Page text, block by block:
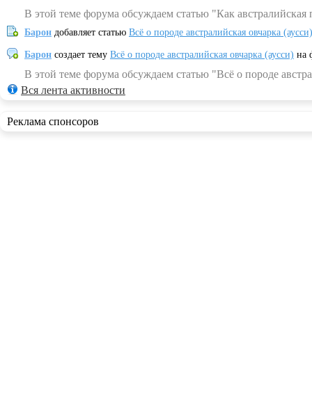
В этой теме форума обсуждаем статью "Как
Барон добавляет статью Всё о породе австралийская овчарка (аусси)
Барон создает тему Всё о породе австралийская овчарка (аусси) на
В этой теме форума обсуждаем статью "Всё о породе
Вся лента активности
Реклама спонсоров